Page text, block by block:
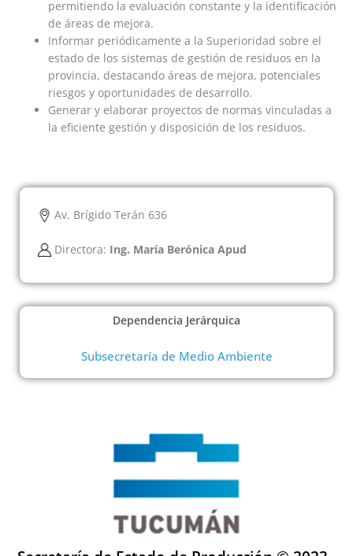
permitiendo la evaluación constante y la identificación
de áreas de mejora.
Informar periódicamente a la Superioridad sobre el
estado de los sistemas de gestión de residuos en la
provincia, destacando áreas de mejora, potenciales
riesgos y oportunidades de desarrollo.
Generar y elaborar proyectos de normas vinculadas a
la eficiente gestión y disposición de los residuos.
Av. Brígido Terán 636
Directora: Ing. María Berónica Apud
Dependencia Jerárquica
Subsecretaría de Medio Ambiente